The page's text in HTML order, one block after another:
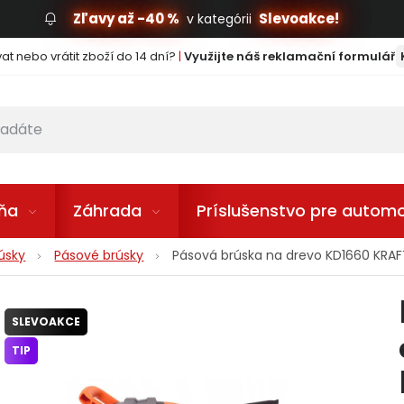
Zľavy až -40 % v kategórii Slevoakce!
nebo vrátit zboží do 14 dní? | Využijte náš reklamační formulář
Záhrada Príslušenstvo pre
Pásové brúsky Pásová brúska na drevo KD1660
SLEVOAKCE
TIP